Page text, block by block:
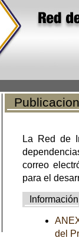
La Red de
correo
para el
Información
del